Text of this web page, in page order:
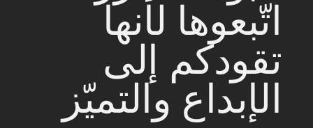
اتّبعوها لأنها
تقودكم إلى
الإبداع والتميّز